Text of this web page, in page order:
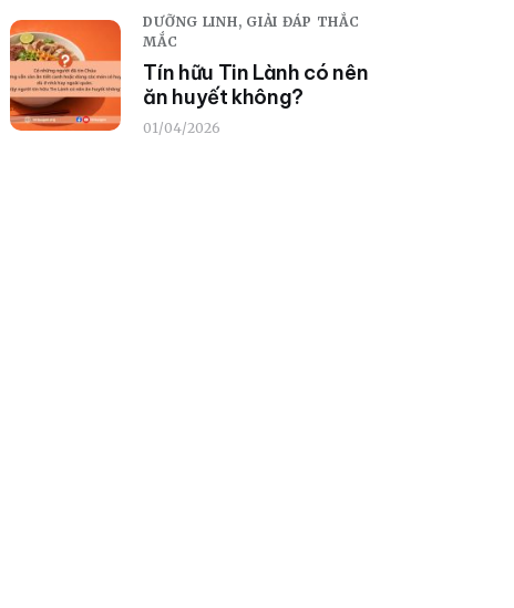
DƯỠNG LINH, GIẢI ĐÁP THẮC
MẮC
Tín hữu Tin Lành có nên
ăn huyết không?
01/04/2026